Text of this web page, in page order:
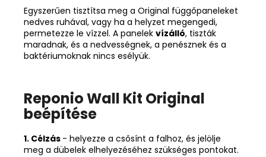
Egyszerűen tisztítsa meg a Original függőpaneleket
nedves ruhával, vagy ha a helyzet megengedi,
permetezze le vízzel. A panelek vízálló, tiszták
maradnak, és a nedvességnek, a penésznek és a
baktériumoknak nincs esélyük.
Reponio Wall Kit Original
beépítése
1. Célzás - helyezze a csősínt a falhoz, és jelölje
meg a dübelek elhelyezéséhez szükséges pontokat.